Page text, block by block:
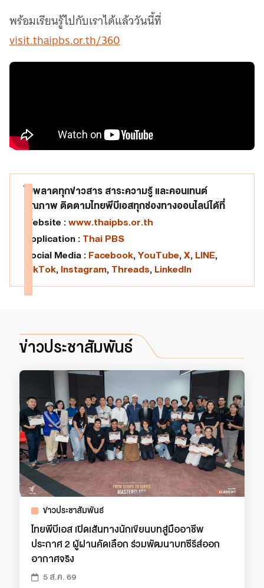
พร้อมเรียนรู้ไปกับเราได้แล้ววันนี้ที่
visit.thaipbs.or.th/360
ไม่พลาดทุกข่าวสาร สาระความรู้ และคอนเทนต์
คุณภาพ ติดตามไทยพีบีเอสทุกช่องทางออนไลน์ได้ที่
Website : www.thaipbs.or.th
Application : Thai PBS
Social Media : Facebook, YouTube, X, LINE,
TikTok, Instagram, Threads, LinkedIn
ข่าวประชาสัมพันธ์
ข่าวประชาสัมพันธ์
ไทยพีบีเอส เปิดเส้นทางนักเขียนบทสู่มืออาชีพ
ประกาศ 2 ผู้ผ่านคัดเลือก ร่วมพัฒนาบทซีรีส์ออก
อากาศจริง
5 ส.ค. 69